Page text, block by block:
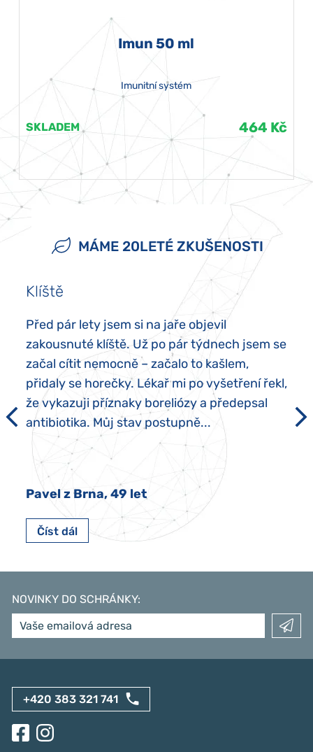
Imun 50 ml
Imunitní systém
SKLADEM 464 Kč
MÁME 20LETÉ ZKUŠENOSTI
Klíště
Před pár lety jsem si na jaře objevil
zakousnuté klíště. Už po pár týdnech jsem se
začal cítit nemocně – začalo to kašlem,
přidaly se horečky. Lékař mi po vyšetření řekl,
že vykazuji příznaky boreliózy a předepsal
antibiotika. Můj stav postupně...
Pavel z Brna, 49 let
Číst dál
NOVINKY DO SCHRÁNKY:
+420 383 321 741